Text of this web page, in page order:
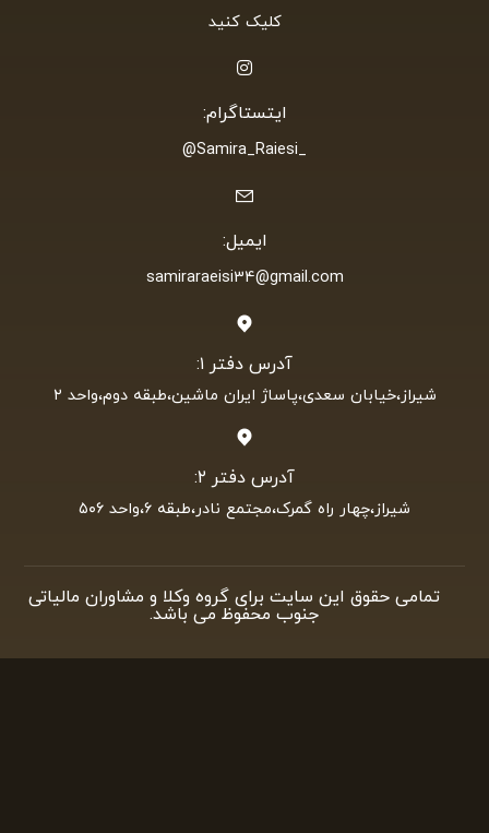
کلیک کنید
ایتستاگرام:
_Samira_Raiesi@
ایمیل:
samiraraeisi34@gmail.com
آدرس دفتر ۱:
شیراز،خیابان سعدی،پاساژ ایران ماشین،طبقه دوم،واحد ۲
آدرس دفتر ۲:
شیراز،چهار راه گمرک،مجتمع نادر،طبقه ۶،واحد ۵۰۶
تمامی حقوق این سایت برای گروه وکلا و مشاوران مالیاتی
جنوب محفوظ می باشد.